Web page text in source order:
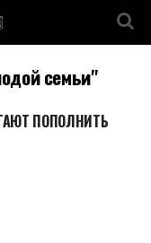
семьи"
ПОПОЛНИТЬ